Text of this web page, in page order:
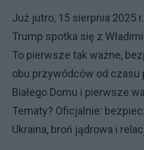
Już jutro, 15 sierpnia 2025
Trump spotka się z
To pierwsze tak ważne,
obu przywódców od czasu
Białego Domu i pierwsze
Tematy? Oficjalnie:
Ukraina, broń jądrowa i